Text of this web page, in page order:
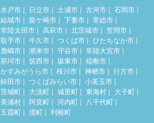
水戸市 日立市 土浦市 古河市
石岡市
結城市
龍ケ崎市 下妻市
常総市
常陸太田市
高萩市 北茨城市
笠間市
取手市
牛久市 つくば市
ひたちなか市
鹿嶋市
潮来市 守谷市
常陸大宮市
那珂市
筑西市 坂東市
稲敷市
かすみがうら市
桜川市 神栖市
行方市
鉾田市
つくばみらい市
小美玉市
茨城町
大洗町 城里町 東海村
大子町
美浦村
阿見町 河内町
八千代町
五霞町
境町 利根町